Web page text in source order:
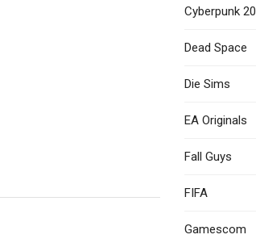
Cyberpunk
Dead Space
Die Sims
EA Originals
Fall Guys
FIFA
Gamescom